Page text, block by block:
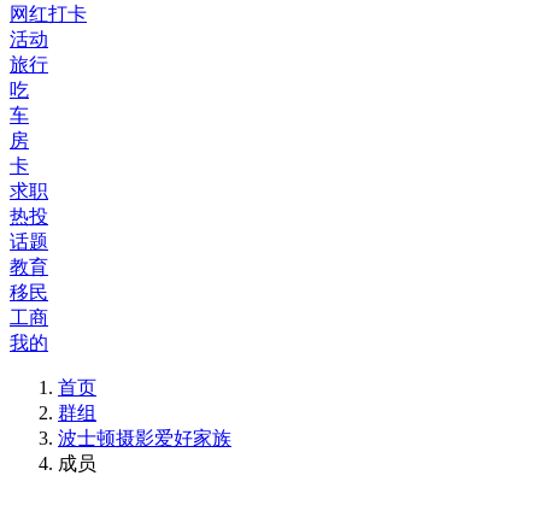
网红打卡
活动
旅行
吃
车
房
卡
求职
热投
话题
教育
移民
工商
我的
首页
群组
波士顿摄影爱好家族
成员